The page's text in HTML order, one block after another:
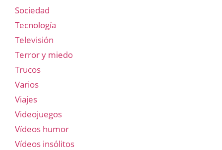
Sociedad
Tecnología
Televisión
Terror y miedo
Trucos
Varios
Viajes
Videojuegos
Vídeos humor
Vídeos insólitos